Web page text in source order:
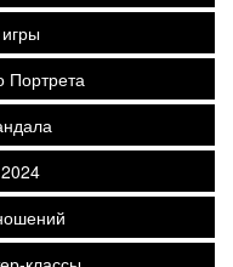
Портрета